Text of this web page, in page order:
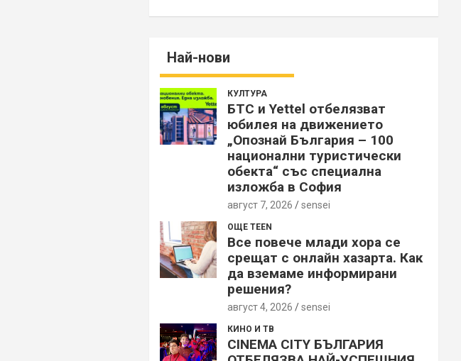
Най-нови
КУЛТУРА
БТС и Yettel отбелязват
юбилея на движението
„Опознай България – 100
национални туристически
обекта“ със специална
изложба в София
август 7, 2026 sensei
ОЩЕ TEEN
Все повече млади хора се
срещат с онлайн хазарта. Как
да вземаме информирани
решения?
август 4, 2026 sensei
КИНО И ТВ
CINEMA CITY БЪЛГАРИЯ